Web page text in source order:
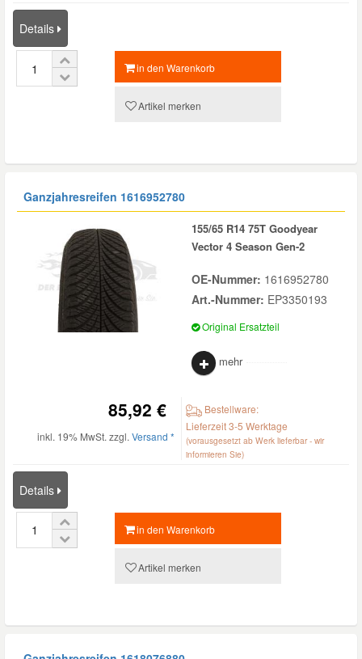
Details
in den Warenkorb
Artikel merken
Ganzjahresreifen 1616952780
155/65 R14 75T Goodyear
Vector 4 Season Gen-2
OE-Nummer: 1616952780
Art.-Nummer: EP3350193
Original Ersatzteil
mehr
85,92 €
inkl. 19% MwSt. zzgl. Versand *
Bestellware:
Lieferzeit 3-5 Werktage
(vorausgesetzt ab Werk lieferbar - wir
informieren Sie)
Details
in den Warenkorb
Artikel merken